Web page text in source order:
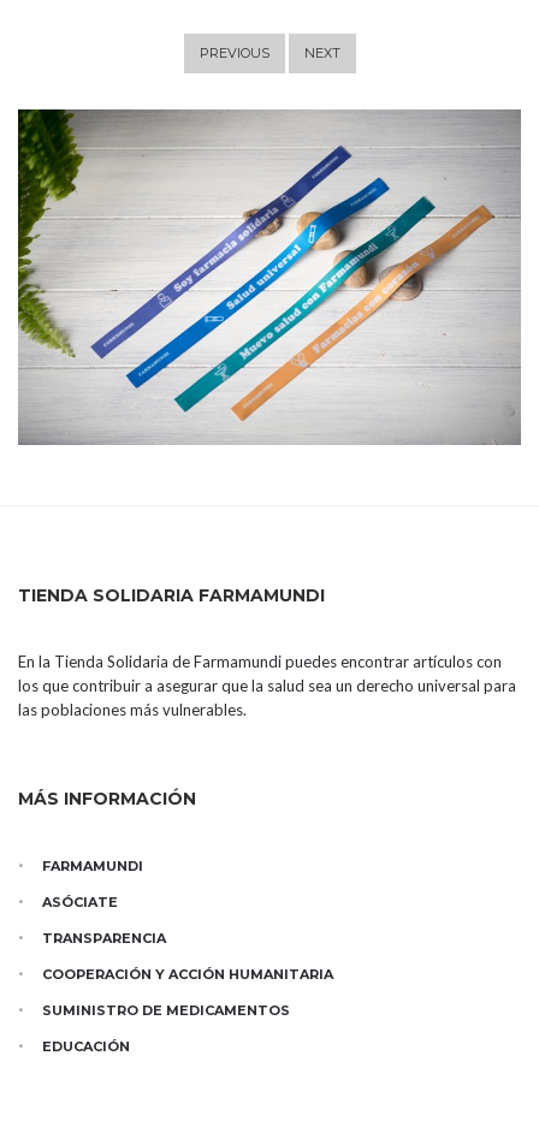
PREVIOUS NEXT
TIENDA SOLIDARIA FARMAMUNDI
En la Tienda Solidaria de Farmamundi puedes encontrar artículos con
los que contribuir a asegurar que la salud sea un derecho universal para
las poblaciones más vulnerables.
MÁS INFORMACIÓN
FARMAMUNDI
ASÓCIATE
TRANSPARENCIA
COOPERACIÓN Y ACCIÓN HUMANITARIA
SUMINISTRO DE MEDICAMENTOS
EDUCACIÓN